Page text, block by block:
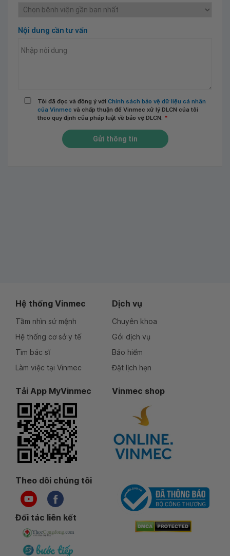
Nội dung cần tư vấn
Tôi đã đọc và đồng ý với Chính sách bảo vệ dữ liệu cá nhân
của Vinmec và chấp thuận để Vinmec xử lý DLCN của tôi
theo quy định của pháp luật về bảo vệ DLCN. *
Gửi thông tin
Hệ thống Vinmec
Tầm nhìn sứ mệnh
Hệ thống cơ sở y tế
Tìm bác sĩ
Làm việc tại Vinmec
Dịch vụ
Chuyên khoa
Gói dịch vụ
Bảo hiểm
Đặt lịch hẹn
Tải App MyVinmec Vinmec shop
Theo dõi chúng tôi
Đối tác liên kết